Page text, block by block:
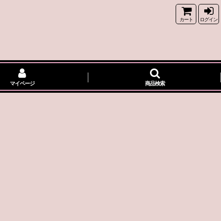
カート ログイン
マイページ 商品検索